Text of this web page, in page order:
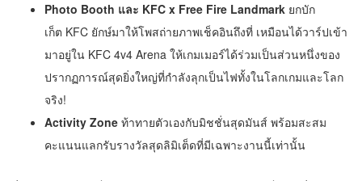
Photo Booth และ KFC x Free Fire Landmark ยกบัก
เก็ต KFC ยักษ์มาให้โพสถ่ายภาพเช็คอินถึงที่ เหมือนได้วาร์ปเข้า
มาอยู่ใน KFC 4v4 Arena ให้เกมเมอร์ได้ร่วมเป็นส่วนหนึ่งของ
ปรากฏการณ์สุดยิ่งใหญ่ที่กำลังลุกเป็นไฟทั้งในโลกเกมและโลก
จริง!
Activity Zone ท้าทายตัวเองกับมิชชั่นสุดมันส์ พร้อมสะสม
คะแนนแลกรับรางวัลสุดลิมิเต็ดที่มีเฉพาะงานนี้เท่านั้น